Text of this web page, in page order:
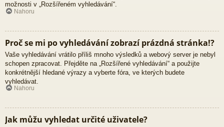
možnosti v „Rozšířeném vyhledávání“.
Nahoru
Proč se mi po vyhledávání zobrazí prázdná stránka!?
Vaše vyhledávání vrátilo příliš mnoho výsledků a webový server je nebyl
schopen zpracovat. Přejděte na „Rozšířené vyhledávání“ a použijte
konkrétnější hledané výrazy a vyberte fóra, ve kterých budete
vyhledávat.
Nahoru
Jak můžu vyhledat určité uživatele?